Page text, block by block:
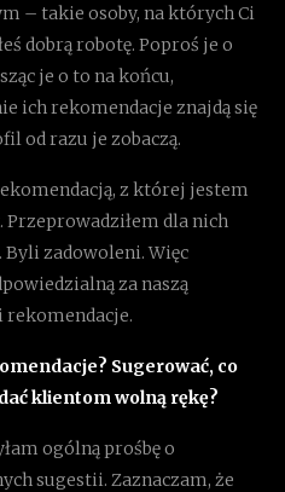
– takie osoby, na których Ci
dobrą robotę. Poproś je o
je o to na końcu,
ich rekomendacje znajdą się
od razu je zobaczą.
z której jestem
Przeprowadziłem dla nich
zadowoleni. Więc
za naszą
rekomendacje.
Sugerować, co
klientom wolną rękę?
ogólną prośbę o
sugestii. Zaznaczam, że